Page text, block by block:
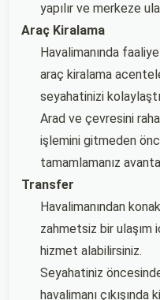
yapılır ve merkeze
Araç Kiralama
Havalimanında
araç kiralama
seyahatinizi
Arad ve çevresini
işlemini gitmeden
tamamlamanız
Transfer
Havalimanından
zahmetsiz bir ulaşım
hizmet alabilirsiniz.
Seyahatiniz
havalimanı